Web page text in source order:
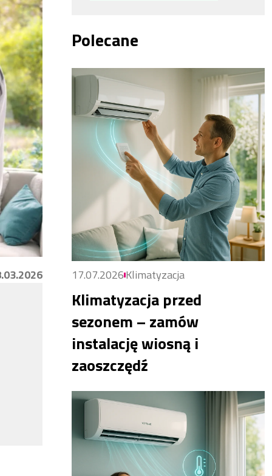
Polecane
17.07.2026Klimatyzacja
Klimatyzacja przed
sezonem – zamów
instalację wiosną i
zaoszczędź